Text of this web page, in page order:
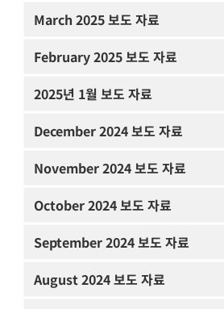
March 2025 보도 자료
February2025 보도 자료
2025년 1월 보도 자료
December2024 보도 자료
November2024 보도 자료
October2024 보도 자료
September2024 보도 자료
August2024 보도 자료